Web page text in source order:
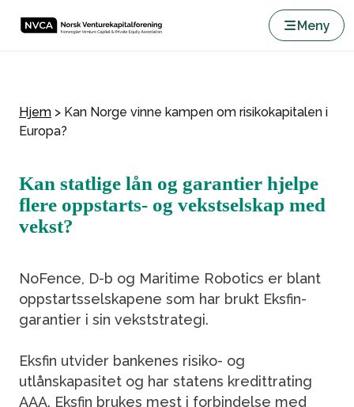
Meny
Hjem > Kan Norge vinne kampen om risikokapitalen i
Europa?